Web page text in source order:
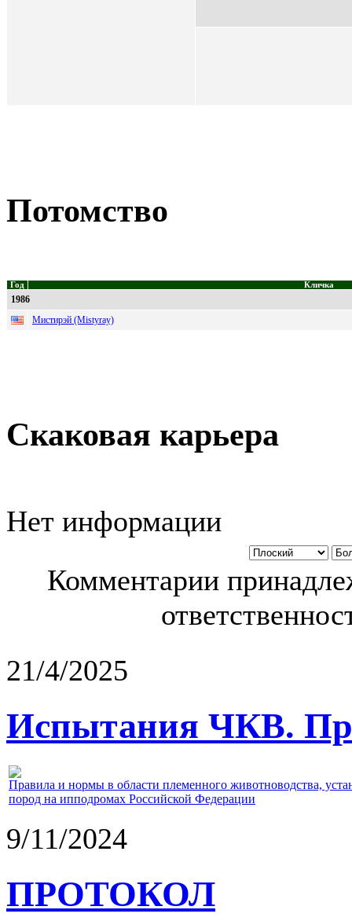
Потомство
Год Кличка
1986
Мистирэй (Mistyray)
Скаковая карьера
Нет информации
Комментарии
21/4/2025
Испытания ЧКВ.
Правила и нормы в области племенного животноводства,
пород на ипподромах Российской Федерации
9/11/2024
ПРОТОКОЛ